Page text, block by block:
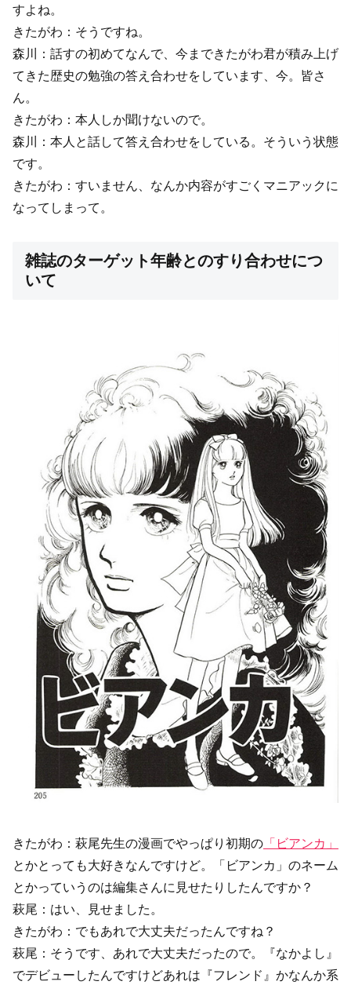
すよね。
きたがわ：そうですね。
森川：話すの初めてなんで、今まできたがわ君が積み上げ
てきた歴史の勉強の答え合わせをしています、今。皆さ
ん。
きたがわ：本人しか聞けないので。
森川：本人と話して答え合わせをしている。そういう状態
です。
きたがわ：すいません、なんか内容がすごくマニアックに
なってしまって。
雑誌のターゲット年齢とのすり合わせにつ
いて
きたがわ：萩尾先生の漫画でやっぱり初期の 「ビアンカ」
とかとっても大好きなんですけど。「ビアンカ」のネーム
とかっていうのは編集さんに見せたりしたんですか？
萩尾：はい、見せました。
きたがわ：でもあれで大丈夫だったんですね？
萩尾：そうです、あれで大丈夫だったので。『なかよし』
でデビューしたんですけどあれは『フレンド』かなんか系